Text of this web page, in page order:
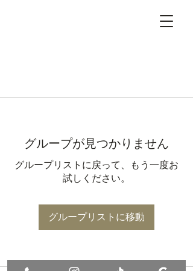
グループが見つかりません
グループリストに戻って、もう一度お
試しください。
グループリストに移動